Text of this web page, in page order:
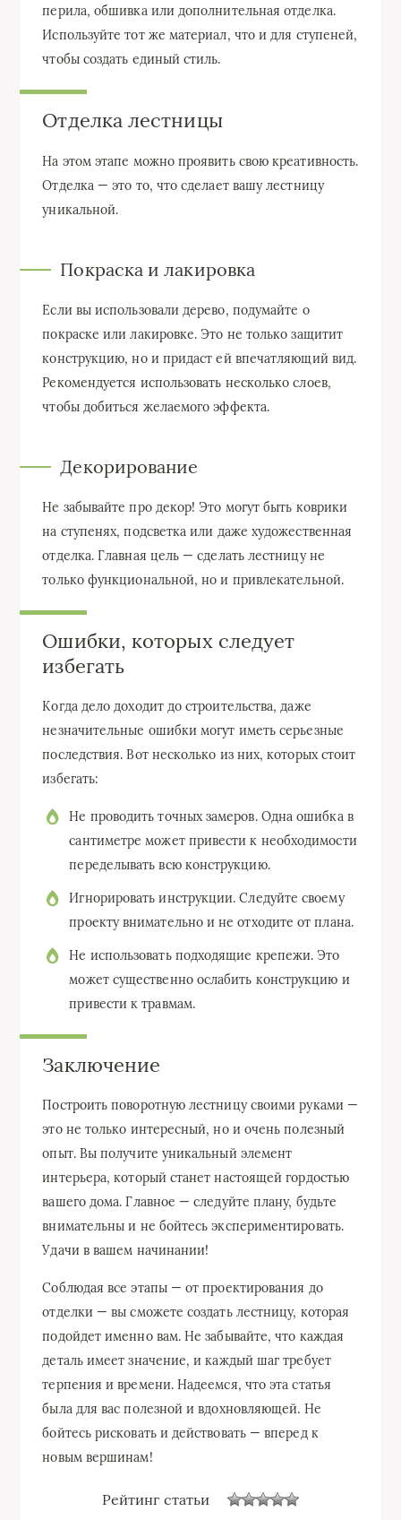
перила, обшивка или дополнительная отделка.
Используйте тот же материал, что и для ступеней,
чтобы создать единый стиль.
Отделка лестницы
На этом этапе можно проявить свою креативность.
Отделка — это то, что сделает вашу лестницу
уникальной.
Покраска и лакировка
Если вы использовали дерево, подумайте о
покраске или лакировке. Это не только защитит
конструкцию, но и придаст ей впечатляющий вид.
Рекомендуется использовать несколько слоев,
чтобы добиться желаемого эффекта.
Декорирование
Не забывайте про декор! Это могут быть коврики
на ступенях, подсветка или даже художественная
отделка. Главная цель — сделать лестницу не
только функциональной, но и привлекательной.
Ошибки, которых следует
избегать
Когда дело доходит до строительства, даже
незначительные ошибки могут иметь серьезные
последствия. Вот несколько из них, которых стоит
избегать:
Не проводить точных замеров. Одна ошибка в
сантиметре может привести к необходимости
переделывать всю конструкцию.
Игнорировать инструкции. Следуйте своему
проекту внимательно и не отходите от плана.
Не использовать подходящие крепежи. Это
может существенно ослабить конструкцию и
привести к травмам.
Заключение
Построить поворотную лестницу своими руками —
это не только интересный, но и очень полезный
опыт. Вы получите уникальный элемент
интерьера, который станет настоящей гордостью
вашего дома. Главное — следуйте плану, будьте
внимательны и не бойтесь экспериментировать.
Удачи в вашем начинании!
Соблюдая все этапы — от проектирования до
отделки — вы сможете создать лестницу, которая
подойдет именно вам. Не забывайте, что каждая
деталь имеет значение, и каждый шаг требует
терпения и времени. Надеемся, что эта статья
была для вас полезной и вдохновляющей. Не
бойтесь рисковать и действовать — вперед к
новым вершинам!
Рейтинг статьи